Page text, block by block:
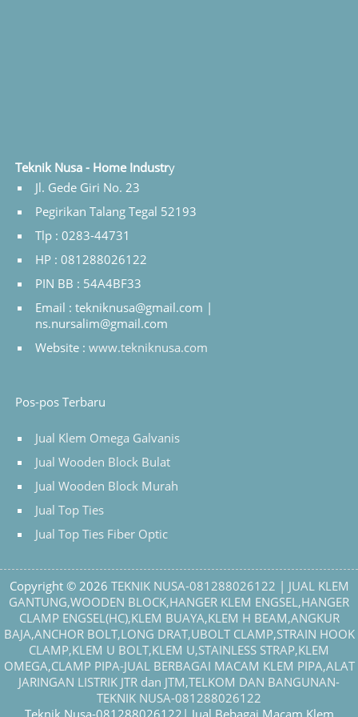
Teknik Nusa - Home Industry
Jl. Gede Giri No. 23
Pegirikan Talang Tegal 52193
Tlp : 0283-44731
HP : 081288026122
PIN BB : 54A4BF33
Email : tekniknusa@gmail.com |
ns.nursalim@gmail.com
Website : www.tekniknusa.com
Pos-pos Terbaru
Jual Klem Omega Galvanis
Jual Wooden Block Bulat
Jual Wooden Block Murah
Jual Top Ties
Jual Top Ties Fiber Optic
Copyright © 2026 TEKNIK NUSA-081288026122 | JUAL KLEM
GANTUNG,WOODEN BLOCK,HANGER KLEM ENGSEL,HANGER
CLAMP ENGSEL(HC),KLEM BUAYA,KLEM H BEAM,ANGKUR
BAJA,ANCHOR BOLT,LONG DRAT,UBOLT CLAMP,STRAIN HOOK
CLAMP,KLEM U BOLT,KLEM U,STAINLESS STRAP,KLEM
OMEGA,CLAMP PIPA-JUAL BERBAGAI MACAM KLEM PIPA,ALAT
JARINGAN LISTRIK JTR dan JTM,TELKOM DAN BANGUNAN-
TEKNIK NUSA-081288026122
Teknik Nusa-081288026122| Jual Bebagai Macam Klem